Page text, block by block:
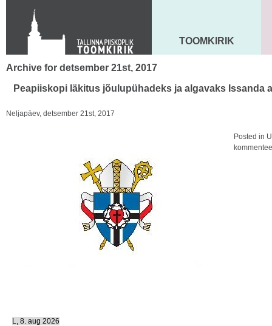
KONTAKT
Toom-Kooli 6, 10130 TALLINN
tallinna.toom@eelk.ee
MAARJA KIRIK
TOOMKIRIK
Archive for detsember 21st, 2017
Peapiiskopi läkitus jõulupühadeks ja algavaks Issanda
Neljapäev, detsember 21st, 2017
Posted in
L, 8. aug 2026